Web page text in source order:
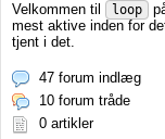
Velkommen til loop
mest aktive inden for
tjent i det.
47 forum indlæg
10 forum tråde
0 artikler